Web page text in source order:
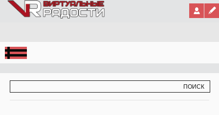
Jump to Navigation